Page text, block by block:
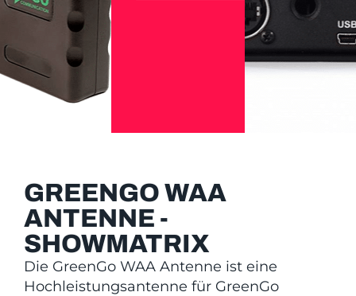
GREENGO WAA
ANTENNE -
SHOWMATRIX
Die GreenGo WAA Antenne ist eine
Hochleistungsantenne für GreenGo